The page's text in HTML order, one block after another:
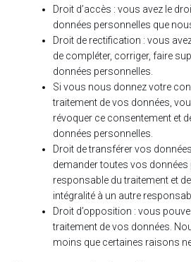
Droit d’accès : vous avez le
données personnelles que
Droit de rectification : vous
de compléter, corriger, faire
données personnelles.
Si vous nous donnez votre
traitement de vos données,
révoquer ce consentement et
données personnelles.
Droit de transférer vos
demander toutes vos données
responsable du traitement et
intégralité à un autre
Droit d’opposition : vous
traitement de vos données.
moins que certaines raisons